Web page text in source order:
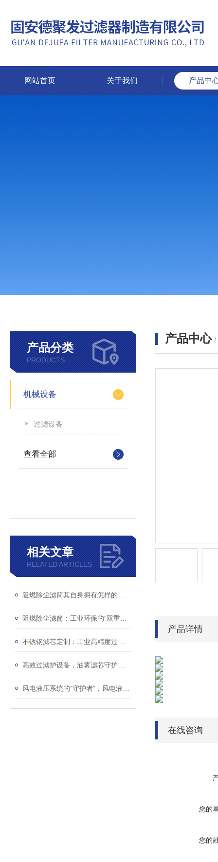
网站首页 关于我们 产品中
产品分类
PRODUCTS
机械设备
过滤设备
查看全部
相关文章
RELATED ARTICLES
产品中心 /
产品详情
在线咨询
您的
您的